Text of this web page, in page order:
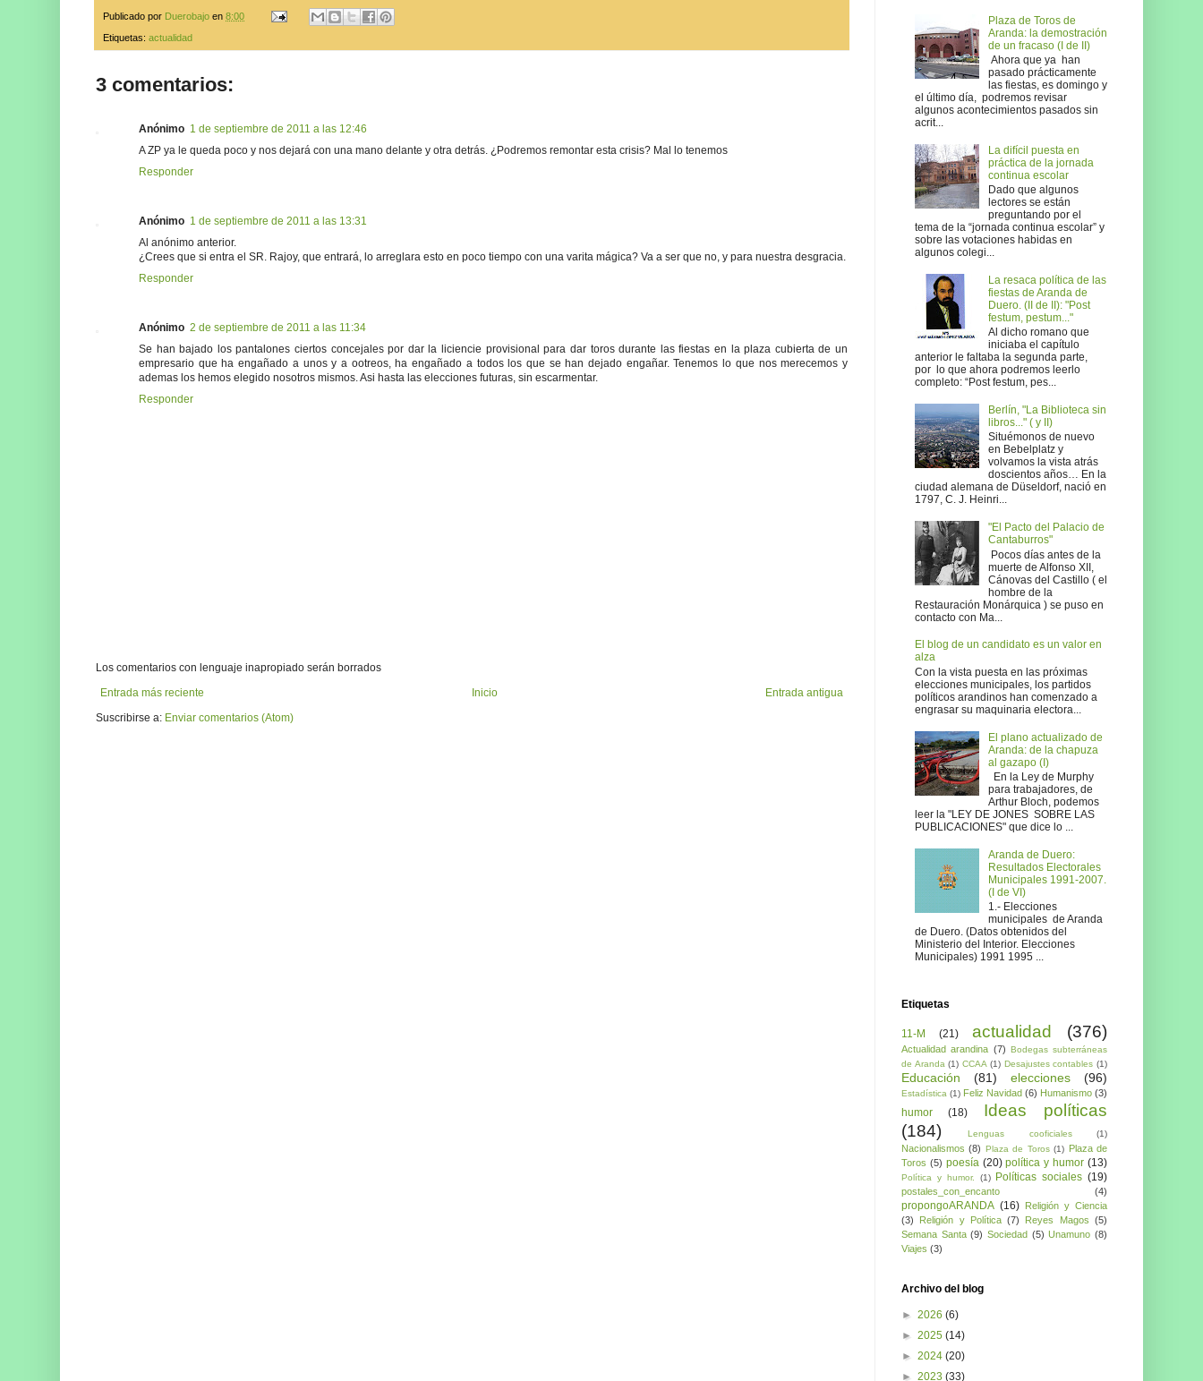
Publicado por Duerobajo en 8:00
Etiquetas: actualidad
3 comentarios:
Anónimo 1 de septiembre de 2011 a las 12:46
A ZP ya le queda poco y nos dejará con una mano delante y otra detrás. ¿Podremos remontar esta crisis? Mal lo tenemos
Responder
Anónimo 1 de septiembre de 2011 a las 13:31
Al anónimo anterior.
¿Crees que si entra el SR. Rajoy, que entrará, lo arreglara esto en poco tiempo con una varita mágica? Va a ser que no, y para nuestra desgracia.
Responder
Anónimo 2 de septiembre de 2011 a las 11:34
Se han bajado los pantalones ciertos concejales por dar la liciencie provisional para dar toros durante las fiestas en la plaza cubierta de un
empresario que ha engañado a unos y a ootreos, ha engañado a todos los que se han dejado engañar. Tenemos lo que nos merecemos y
ademas los hemos elegido nosotros mismos. Asi hasta las elecciones futuras, sin escarmentar.
Responder
Los comentarios con lenguaje inapropiado serán borrados
Entrada más reciente
Entrada antigua
Inicio
Suscribirse a: Enviar comentarios (Atom)
Plaza de Toros de
Aranda: la demostración
de un fracaso (I de II)
Ahora que ya han
pasado prácticamente
las fiestas, es domingo y
el último día, podremos revisar
algunos acontecimientos pasados sin
acrit...
La difícil puesta en
práctica de la jornada
continua escolar
Dado que algunos
lectores se están
preguntando por el
tema de la “jornada continua escolar” y
sobre las votaciones habidas en
algunos colegi...
La resaca política de las
fiestas de Aranda de
Duero. (II de II): "Post
festum, pestum..."
Al dicho romano que
iniciaba el capítulo
anterior le faltaba la segunda parte,
por lo que ahora podremos leerlo
completo: “Post festum, pes...
Berlín, "La Biblioteca sin
libros..." ( y II)
Situémonos de nuevo
en Bebelplatz y
volvamos la vista atrás
doscientos años… En la
ciudad alemana de Düseldorf, nació en
1797, C. J. Heinri...
"El Pacto del Palacio de
Cantaburros"
Pocos días antes de la
muerte de Alfonso XII,
Cánovas del Castillo ( el
hombre de la
Restauración Monárquica ) se puso en
contacto con Ma...
El blog de un candidato es un valor en
alza
Con la vista puesta en las próximas
elecciones municipales, los partidos
políticos arandinos han comenzado a
engrasar su maquinaria electora...
El plano actualizado de
Aranda: de la chapuza
al gazapo (I)
En la Ley de Murphy
para trabajadores, de
Arthur Bloch, podemos
leer la "LEY DE JONES SOBRE LAS
PUBLICACIONES" que dice lo ...
Aranda de Duero:
Resultados Electorales
Municipales 1991-2007.
(I de VI)
1.- Elecciones
municipales de Aranda
de Duero. (Datos obtenidos del
Ministerio del Interior. Elecciones
Municipales) 1991 1995 ...
Etiquetas
11-M (21) actualidad (376)
Actualidad arandina (7) Bodegas subterráneas
de Aranda (1) CCAA (1) Desajustes contables (1)
Educación (81) elecciones (96)
Estadística (1) Feliz Navidad (6) Humanismo (3)
humor (18)
Ideas políticas
(184)
Lenguas cooficiales (1)
Nacionalismos (8) Plaza de Toros (1) Plaza de
Toros (5) poesía (20) política y humor (13)
Política y humor. (1) Políticas sociales (19)
postales_con_encanto (4)
propongoARANDA (16) Religión y Ciencia
(3)
Religión y Política (7) Reyes Magos (5)
Semana Santa (9) Sociedad (5) Unamuno (8)
Viajes (3)
Archivo del blog
► 2026 (6)
► 2025 (14)
► 2024 (20)
► 2023 (33)